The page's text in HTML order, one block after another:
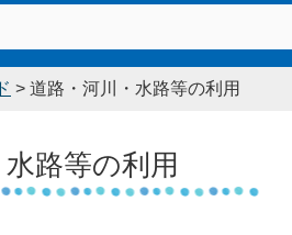
> 道路・河川・水路等の利用
路等の利用